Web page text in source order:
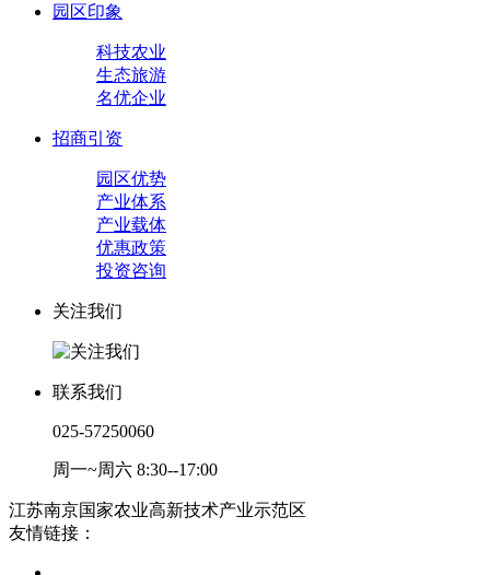
园区印象
科技农业
生态旅游
名优企业
招商引资
园区优势
产业体系
产业载体
优惠政策
投资咨询
关注我们
联系我们
025-57250060
周一~周六 8:30--17:00
江苏南京国家农业高新技术产业示范区
友情链接：